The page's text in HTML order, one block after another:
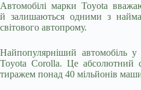
Автомобілі марки Toyota
й залишаються одними з
світового автопрому.
Найпопулярніший автомобіль у
Toyota Corolla. Це абсолютний
тиражем понад 40 мільйонів